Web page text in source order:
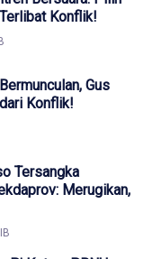
Konflik!
Gus
Konflik!
Tersangka
Merugikan,